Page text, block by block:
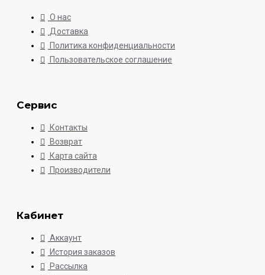
О нас
Доставка
Политика конфиденциальности
Пользовательское соглашение
Сервис
Контакты
Возврат
Карта сайта
Производители
Кабинет
Аккаунт
История заказов
Рассылка